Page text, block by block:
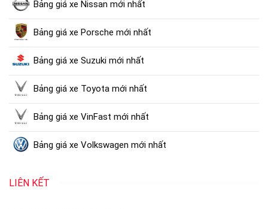
Bảng giá xe Nissan mới nhất
Bảng giá xe Porsche mới nhất
Bảng giá xe Suzuki mới nhất
Bảng giá xe Toyota mới nhất
Bảng giá xe VinFast mới nhất
Bảng giá xe Volkswagen mới nhất
LIÊN KẾT